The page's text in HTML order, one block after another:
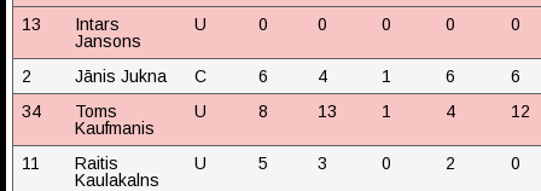
13
Intars
Jansons
U 0 0 0 0 0
2 Jānis Jukna C 6 4 1 6
6
34
Toms
Kaufmanis
U 8 13 1 4 12
11
Raitis
Kaulakalns
U 5 3 0 2 0